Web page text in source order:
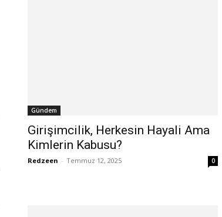
Gündem
Girişimcilik, Herkesin Hayali Ama
Kimlerin Kabusu?
Redzeen - Temmuz 12, 2025 0